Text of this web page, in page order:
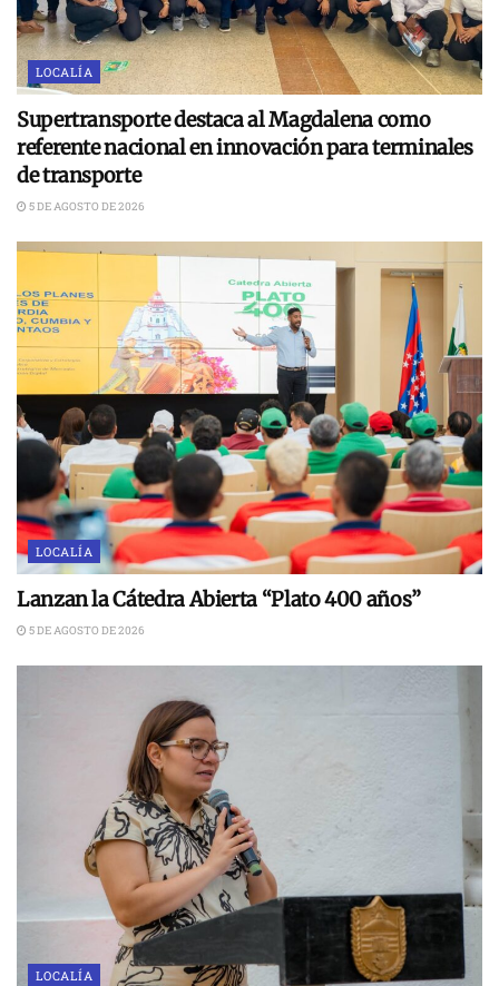
LOCALÍA
Supertransporte destaca al Magdalena como
referente nacional en innovación para terminales
de transporte
5 DE AGOSTO DE 2026
LOCALÍA
Lanzan la Cátedra Abierta “Plato 400 años”
5 DE AGOSTO DE 2026
LOCALÍA